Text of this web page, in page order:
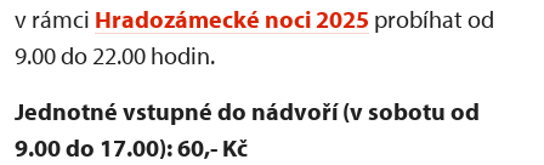
v rámci Hradozámecké noci 2025 probíhat od
9.00 do 22.00 hodin.
Jednotné vstupné do nádvoří (v sobotu od
9.00 do 17.00): 60,- Kč